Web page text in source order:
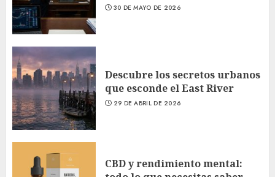
30 DE MAYO DE 2026
Descubre los secretos urbanos
que esconde el East River
29 DE ABRIL DE 2026
CBD y rendimiento mental: